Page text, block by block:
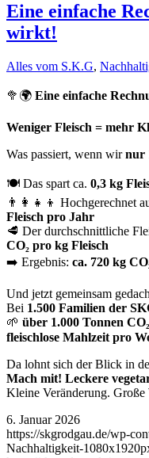
Eine einfache
wirkt!
Alles vom S.K.G,
🥦🌍 Eine einfache
Weniger Fleisch = mehr
Was passiert, wenn wirnur
🍽️ Das spart ca. 0,3 kg
👨‍👩‍👧‍👦 Hochgerechnet
Fleisch pro Jahr
🥩 Der durchschnittliche
CO₂ pro kg Fleisch
➡️ Ergebnis: ca. 720 kg
Und jetzt gemeinsam
Bei 1.500 Familien der
🌱 über 1.000 Tonnen
fleischlose Mahlzeit pro
Da lohnt sich der Blick in
Mach mit! Leckere
Kleine Veränderung.
6. Januar 2026
https://skgrodgau.de/wp-
Nachhaltigkeit-